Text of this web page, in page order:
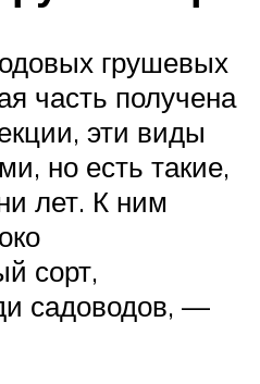
грушевых
часть получена
эти виды
но есть такие,
лет. К ним
сорт,
садоводов, —